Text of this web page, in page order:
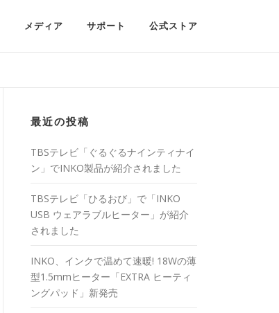
メディア サポート 公式ストア
最近の投稿
TBSテレビ「ぐるぐるナインティナイ
ン」でINKO製品が紹介されました
TBSテレビ「ひるおび」で「INKO
USB ウェアラブルヒーター」が紹介
されました
INKO、インクで温めて速暖! 18Wの薄
型1.5mmヒーター「EXTRA ヒーティ
ングパッド」新発売